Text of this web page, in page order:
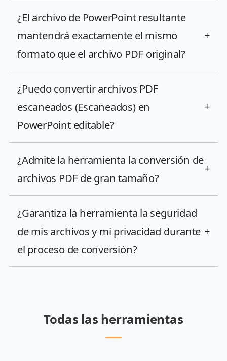
¿El archivo de PowerPoint resultante
mantendrá exactamente el mismo
formato que el archivo PDF original?
+
¿Puedo convertir archivos PDF
escaneados (Escaneados) en
PowerPoint editable?
+
¿Admite la herramienta la conversión de
archivos PDF de gran tamaño?
+
¿Garantiza la herramienta la seguridad
de mis archivos y mi privacidad durante
el proceso de conversión?
+
Todas las herramientas